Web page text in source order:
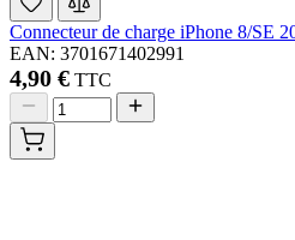
Connecteur de charge iPhone 8/SE
EAN: 3701671402991
4,90 € TTC